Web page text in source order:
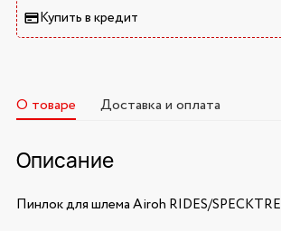
Купить в кредит
О товаре Доставка и оплата
Описание
Пинлок для шлема Airoh RIDES/SPECKTRE